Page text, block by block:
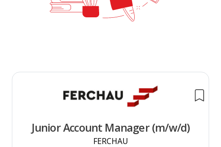
Junior Account Manager (m/w/d)
FERCHAU